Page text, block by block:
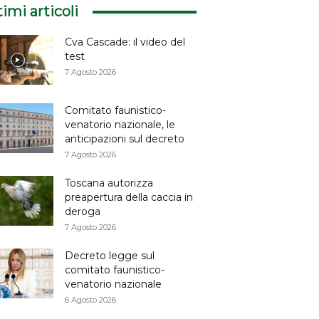
articoli
Cva Cascade: il video del
test
7 Agosto 2026
Comitato faunistico-
venatorio nazionale, le
anticipazioni sul decreto
7 Agosto 2026
Toscana autorizza
preapertura della caccia in
deroga
7 Agosto 2026
Decreto legge sul
comitato faunistico-
venatorio nazionale
6 Agosto 2026